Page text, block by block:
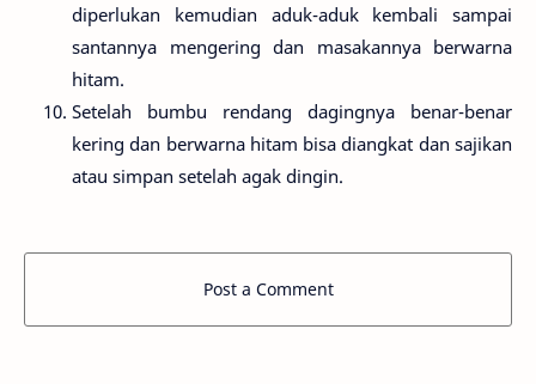
diperlukan kemudian aduk-aduk kembali sampai
santannya mengering dan masakannya berwarna
hitam.
Setelah bumbu rendang dagingnya benar-benar
kering dan berwarna hitam bisa diangkat dan sajikan
atau simpan setelah agak dingin.
Post a Comment